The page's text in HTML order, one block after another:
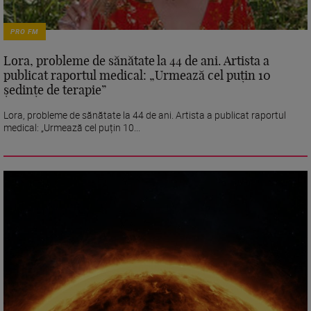
PRO FM
Lora, probleme de sănătate la 44 de ani. Artista a
publicat raportul medical: „Urmează cel puțin 10
ședințe de terapie”
Lora, probleme de sănătate la 44 de ani. Artista a publicat raportul
medical: „Urmează cel puțin 10...